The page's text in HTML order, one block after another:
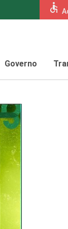
accessible
Governo